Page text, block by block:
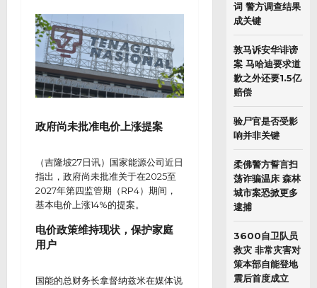
政府尚未批准电价上涨提案
（吉隆坡27日讯）国家能源公司近日
指出，政府尚未批准关于在2025至
2027年第四监管期（RP4）期间，
基本电价上涨14%的提案。
电价政策维持现状，保护家庭
用户
国能的总财务长拿督纳兹米在媒体说
词 警方调查结果
成关键
敦马诉安华诽谤
案 马哈迪要求道
歉之外还要1.5亿
赔偿
验尸官是否受影
响并非关键
柔佛警方誓言扫
荡诈骗温床 森林
城市案恐掀更多
逮捕
3600自卫队员
救灾 非常灾害对
策本部自能登地
震后首度成立